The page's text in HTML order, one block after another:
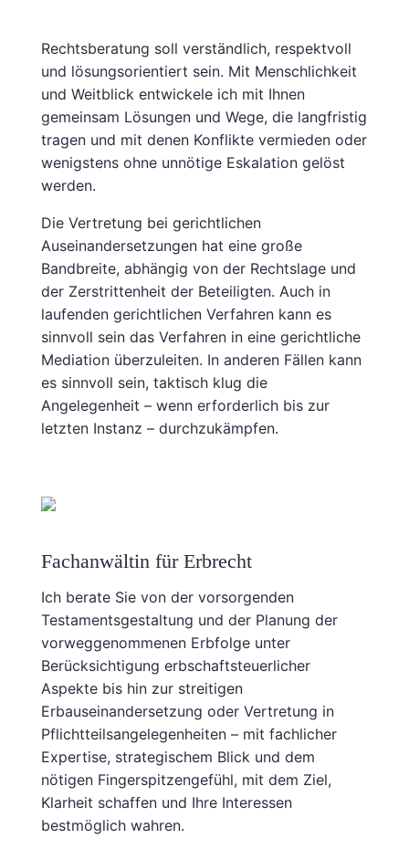
Rechtsberatung soll verständlich, respektvoll
und lösungsorientiert sein. Mit Menschlichkeit
und Weitblick entwickele ich mit Ihnen
gemeinsam Lösungen und Wege, die langfristig
tragen und mit denen Konflikte vermieden oder
wenigstens ohne unnötige Eskalation gelöst
werden.
Die Vertretung bei gerichtlichen
Auseinandersetzungen hat eine große
Bandbreite, abhängig von der Rechtslage und
der Zerstrittenheit der Beteiligten. Auch in
laufenden gerichtlichen Verfahren kann es
sinnvoll sein das Verfahren in eine gerichtliche
Mediation überzuleiten. In anderen Fällen kann
es sinnvoll sein, taktisch klug die
Angelegenheit – wenn erforderlich bis zur
letzten Instanz – durchzukämpfen.
Fachanwältin für Erbrecht
Ich berate Sie von der vorsorgenden
Testamentsgestaltung und der Planung der
vorweggenommenen Erbfolge unter
Berücksichtigung erbschaftsteuerlicher
Aspekte bis hin zur streitigen
Erbauseinandersetzung oder Vertretung in
Pflichtteilsangelegenheiten – mit fachlicher
Expertise, strategischem Blick und dem
nötigen Fingerspitzengefühl, mit dem Ziel,
Klarheit schaffen und Ihre Interessen
bestmöglich wahren.